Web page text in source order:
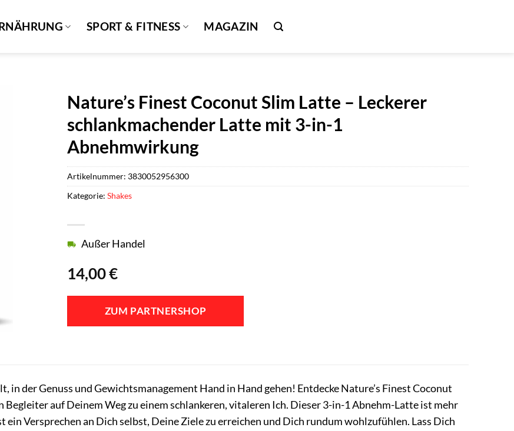
SPORT & FITNESS MAGAZIN
Nature’s Finest Coconut Slim Latte – Leckerer
schlankmachender Latte mit 3-in-1
Abnehmwirkung
14,00€
Außer Handel
ZUM PARTNERSHOP
Artikelnummer: 3830052956300
Kategorie:Shakes
in der Genuss und Gewichtsmanagement Hand in Hand gehen! Entdecke Nature’s Finest Coconut
Begleiter auf Deinem Weg zu einem schlankeren, vitaleren Ich. Dieser 3-in-1 Abnehm-Latte ist mehr
ein Versprechen an Dich selbst, Deine Ziele zu erreichen und Dich rundum wohlzufühlen. Lass Dich